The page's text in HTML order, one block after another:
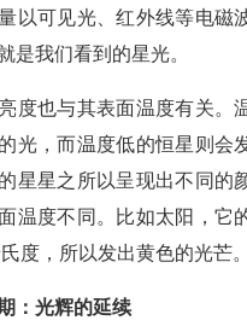
以可见光、红外线等电磁
是我们看到的星光。
度也与其表面温度有关。
光，而温度低的恒星则会
星星之所以呈现出不同的
温度不同。比如太阳，它
度，所以发出黄色的光芒。
：光辉的延续